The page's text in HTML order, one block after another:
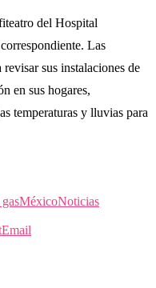
del Hospital
Las
sus instalaciones de
en sus hogares,
temperaturas y lluvias para
MéxicoNoticias
Email